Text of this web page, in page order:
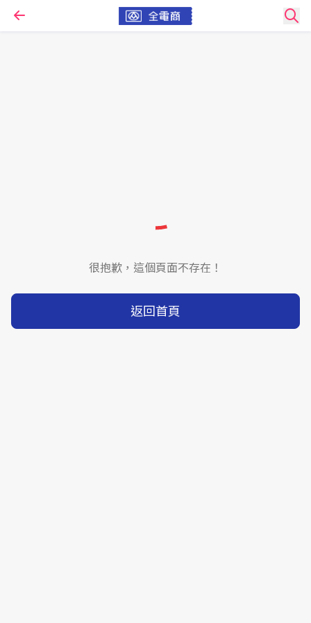
很抱歉，這個頁面不存在！
返回首頁